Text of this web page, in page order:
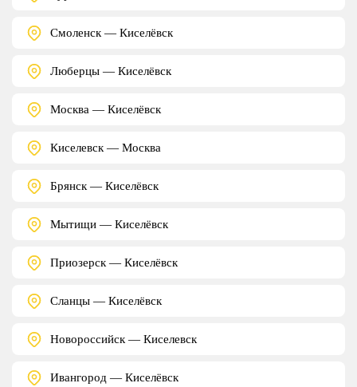
Смоленск — Киселёвск
Люберцы — Киселёвск
Москва — Киселёвск
Киселевск — Москва
Брянск — Киселёвск
Мытищи — Киселёвск
Приозерск — Киселёвск
Сланцы — Киселёвск
Новороссийск — Киселевск
Ивангород — Киселёвск